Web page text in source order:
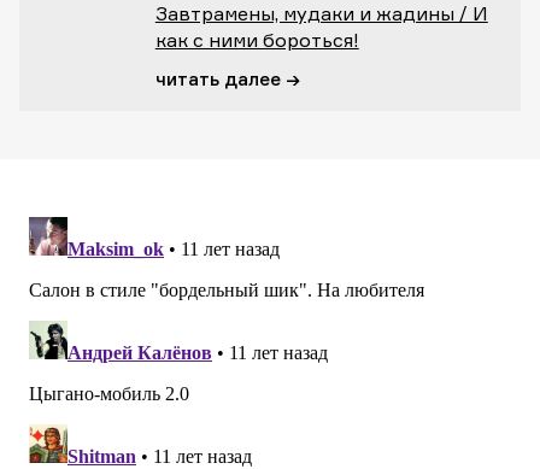
Завтрамены, мудаки и жадины / И
как с ними бороться!
читать далее →